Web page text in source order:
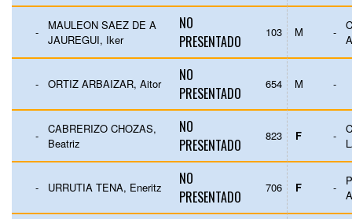
-
MAULEON SAEZ DE A
JAUREGUI, Iker
NO
PRESENTADO
103 M -
- ORTIZ ARBAIZAR, Aitor
NO
PRESENTADO
654 M -
-
CABRERIZO CHOZAS,
Beatriz
NO
PRESENTADO
823 F -
- URRUTIA TENA, Eneritz
NO
PRESENTADO
706 F -